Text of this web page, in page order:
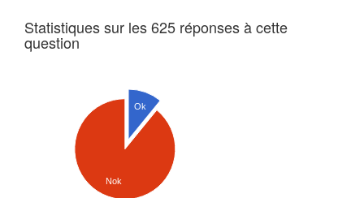
Statistiques sur les 625 réponses à cette
question
Ok
Nok